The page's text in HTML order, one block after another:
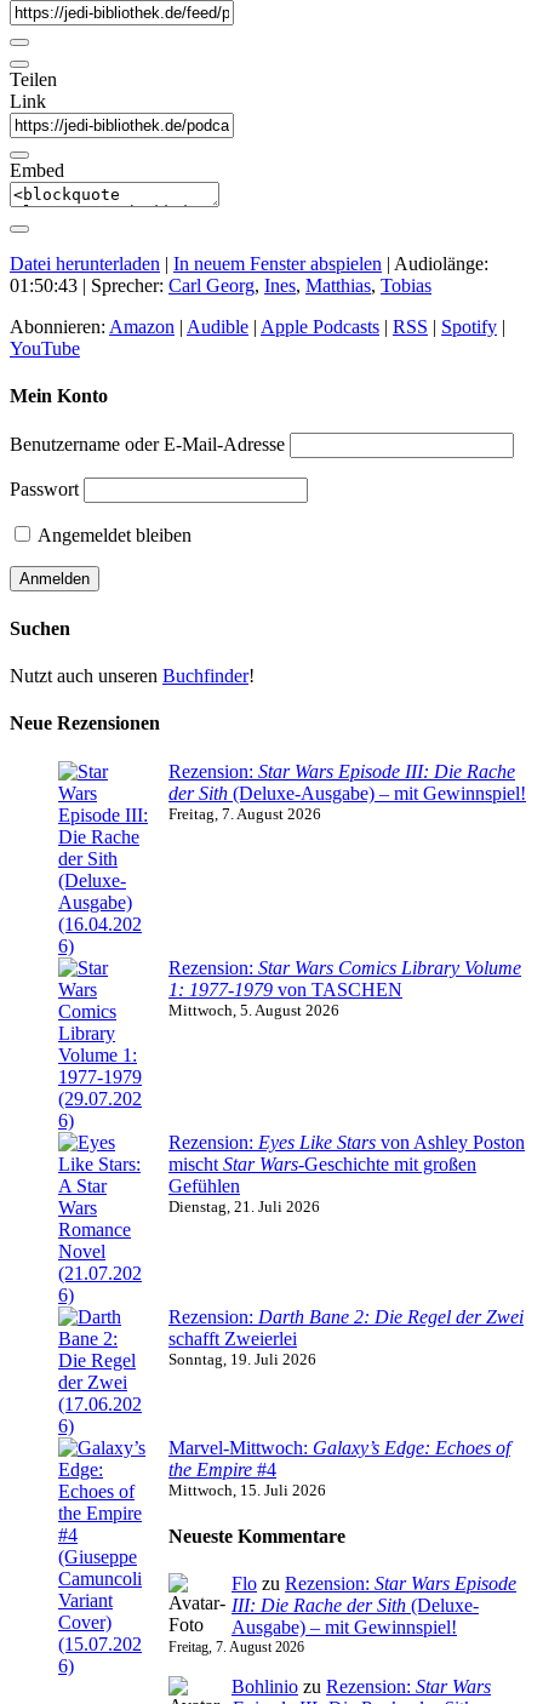
Teilen
Link
Embed
Datei herunterladen | In neuem Fenster abspielen | Audiolänge:
01:50:43 | Sprecher: Carl Georg, Ines, Matthias, Tobias
Abonnieren: Amazon | Audible | Apple Podcasts | RSS | Spotify |
YouTube
Mein Konto
Benutzername oder E-Mail-Adresse
Passwort
Angemeldet bleiben
Suchen
Nutzt auch unseren Buchfinder!
Neue Rezensionen
Rezension: Star Wars Episode III: Die Rache
der Sith (Deluxe-Ausgabe) – mit Gewinnspiel!
Freitag, 7. August 2026
Rezension: Star Wars Comics Library Volume
1: 1977-1979 von TASCHEN
Mittwoch, 5. August 2026
Rezension: Eyes Like Stars von Ashley Poston
mischt Star Wars-Geschichte mit großen
Gefühlen
Dienstag, 21. Juli 2026
Rezension: Darth Bane 2: Die Regel der Zwei
schafft Zweierlei
Sonntag, 19. Juli 2026
Marvel-Mittwoch: Galaxy’s Edge: Echoes of
the Empire #4
Mittwoch, 15. Juli 2026
Neueste Kommentare
Flo zu Rezension: Star Wars Episode
III: Die Rache der Sith (Deluxe-
Ausgabe) – mit Gewinnspiel!
Freitag, 7. August 2026
Bohlinio zu Rezension: Star Wars